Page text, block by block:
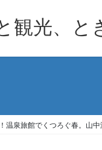
観光、と
温泉旅館でくつろぐ春。山中